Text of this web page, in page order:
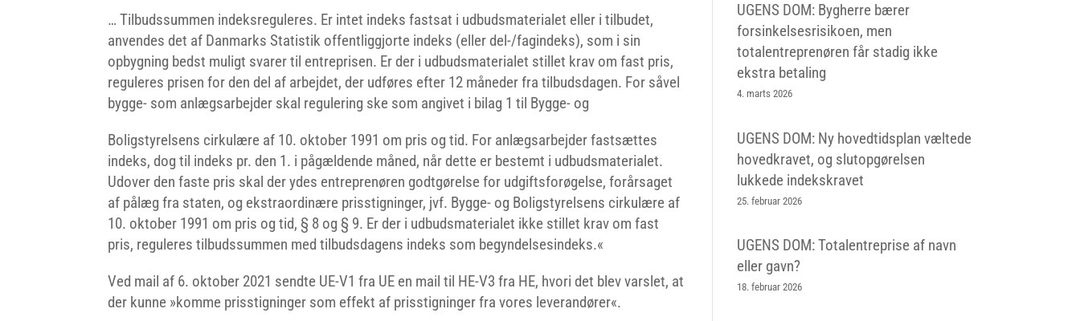
… Tilbudssummen indeksreguleres. Er intet indeks fastsat i udbudsmaterialet eller i tilbudet,
anvendes det af Danmarks Statistik offentliggjorte indeks (eller del-/fagindeks), som i sin
opbygning bedst muligt svarer til entreprisen. Er der i udbudsmaterialet stillet krav om fast pris,
reguleres prisen for den del af arbejdet, der udføres efter 12 måneder fra tilbudsdagen. For såvel
bygge- som anlægsarbejder skal regulering ske som angivet i bilag 1 til Bygge- og
Boligstyrelsens cirkulære af 10. oktober 1991 om pris og tid. For anlægsarbejder fastsættes
indeks, dog til indeks pr. den 1. i pågældende måned, når dette er bestemt i udbudsmaterialet.
Udover den faste pris skal der ydes entreprenøren godtgørelse for udgiftsforøgelse, forårsaget
af pålæg fra staten, og ekstraordinære prisstigninger, jvf. Bygge- og Boligstyrelsens cirkulære af
10. oktober 1991 om pris og tid, § 8 og § 9. Er der i udbudsmaterialet ikke stillet krav om fast
pris, reguleres tilbudssummen med tilbudsdagens indeks som begyndelsesindeks.«
Ved mail af 6. oktober 2021 sendte UE-V1 fra UE en mail til HE-V3 fra HE, hvori det blev varslet, at
der kunne »komme prisstigninger som effekt af prisstigninger fra vores leverandører«.
UGENS DOM: Bygherre bærer
forsinkelsesrisikoen, men
totalentreprenøren får stadig ikke
ekstra betaling
4. marts 2026
UGENS DOM: Ny hovedtidsplan væltede
hovedkravet, og slutopgørelsen
lukkede indekskravet
25. februar 2026
UGENS DOM: Totalentreprise af navn
eller gavn?
18. februar 2026